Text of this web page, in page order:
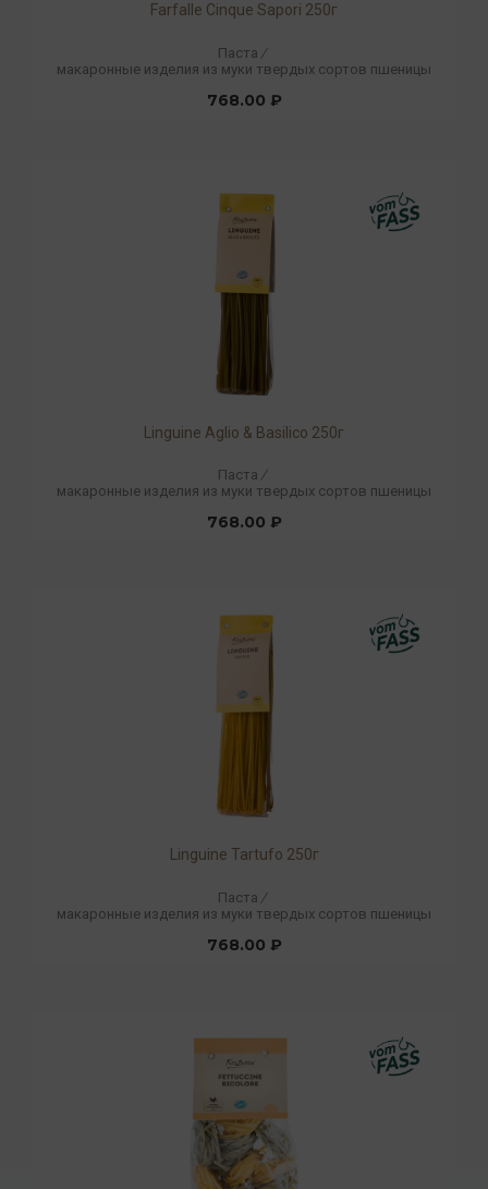
Farfalle Cinque Sapori 250г
Паста /
макаронные изделия из муки твердых сортов пшеницы
768.00 ₽
Linguine Aglio & Basilico 250г
Паста /
макаронные изделия из муки твердых сортов пшеницы
768.00 ₽
Linguine Tartufo 250г
Паста /
макаронные изделия из муки твердых сортов пшеницы
768.00 ₽